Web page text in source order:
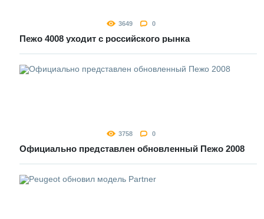
3649 0
Пежо 4008 уходит с российского рынка
3758 0
Официально представлен обновленный Пежо 2008